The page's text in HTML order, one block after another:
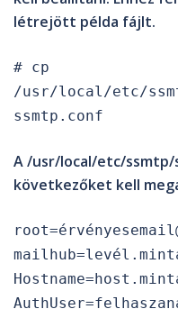
létrejött példa fájlt.
# cp
/usr/local/etc/
ssmtp.conf
A/usr/local/etc/ssmtp/
következőket kell